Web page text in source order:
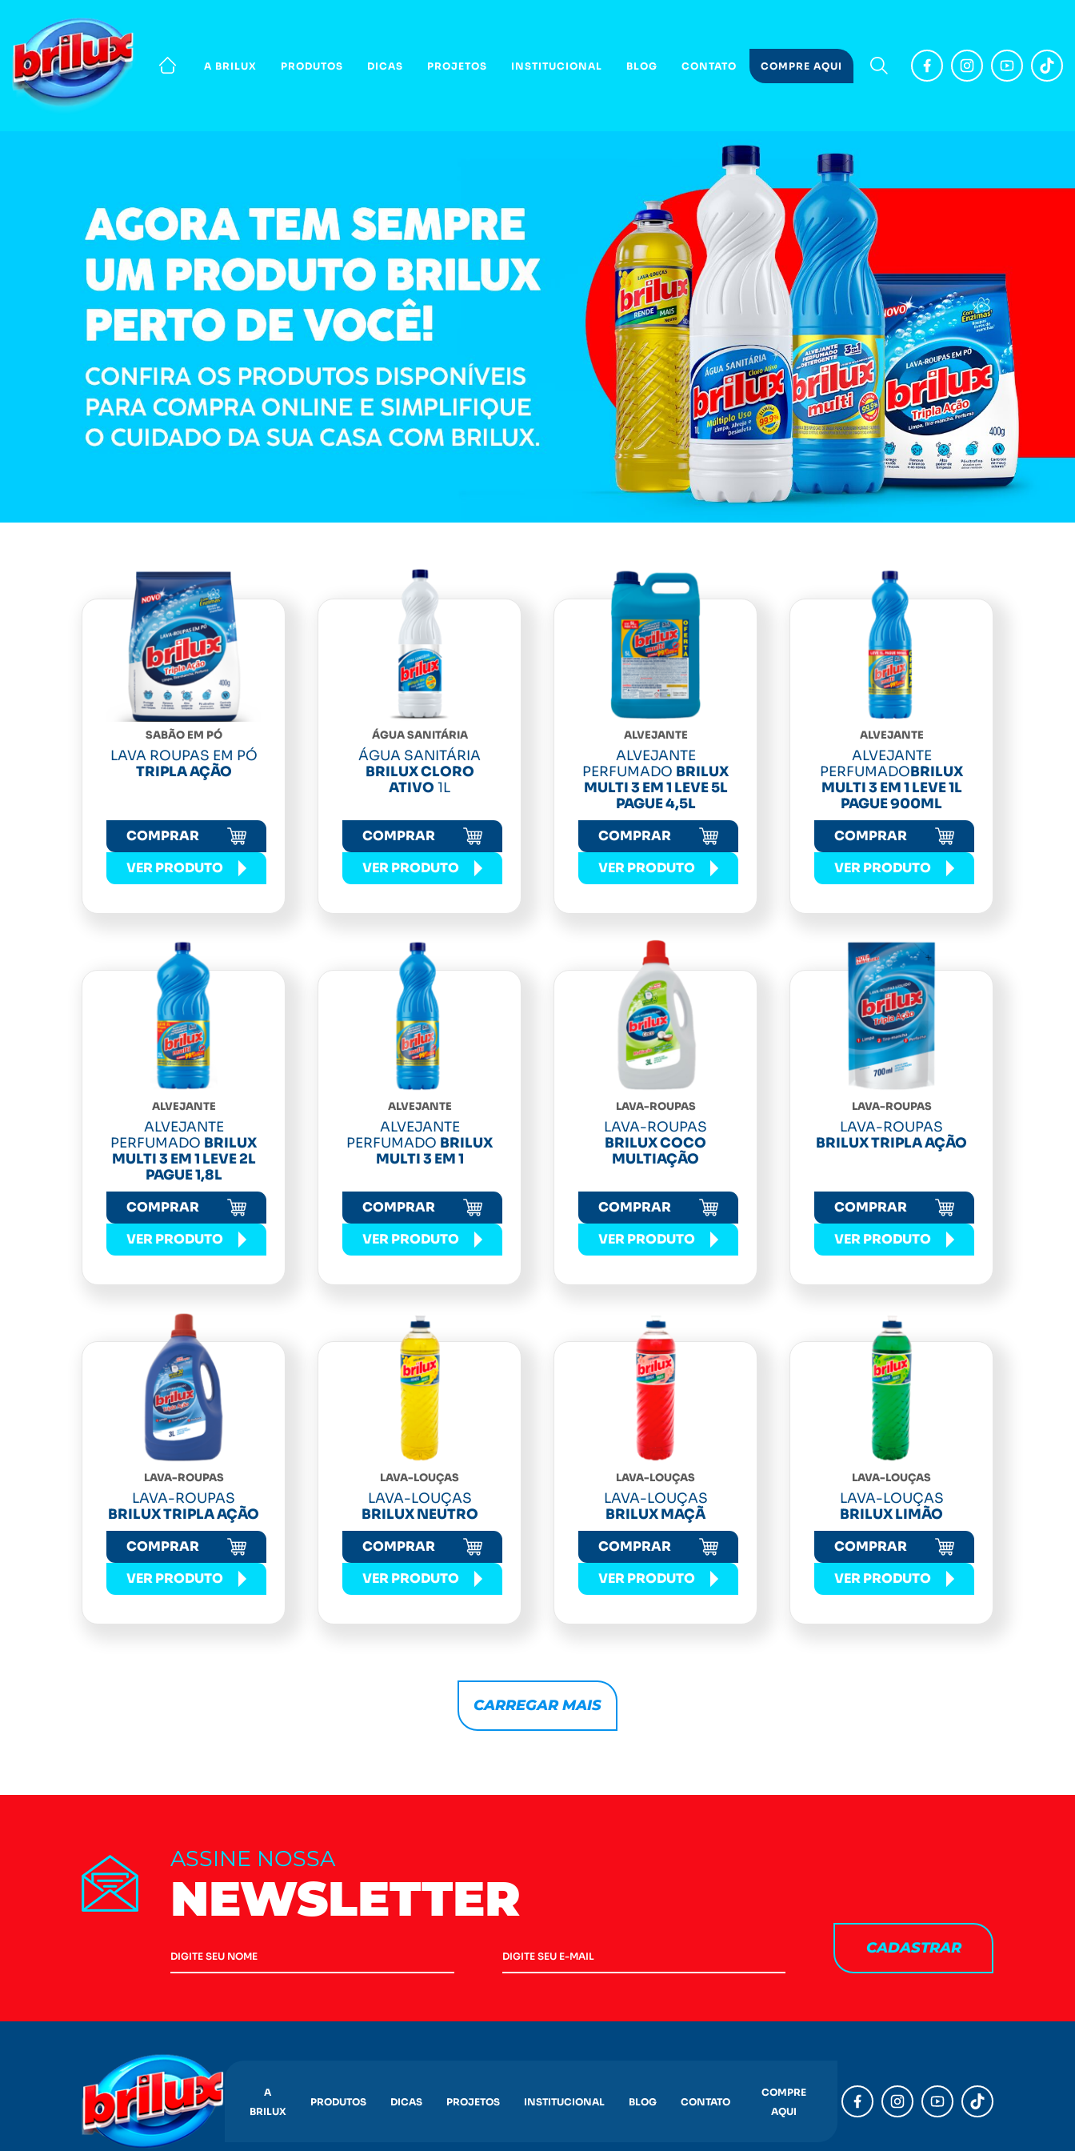
A BRILUX PRODUTOS DICAS PROJETOS INSTITUCIONAL BLOG CONTATO COMPRE AQUI
SABÃO EM PÓ
LAVA ROUPAS EM PÓ
TRIPLA AÇÃO
COMPRAR
VER PRODUTO
ÁGUA SANITÁRIA
ÁGUA SANITÁRIA
BRILUX CLORO
ATIVO 1L
COMPRAR
VER PRODUTO
ALVEJANTE
ALVEJANTE
PERFUMADO BRILUX
MULTI 3 EM 1 LEVE 5L
PAGUE 4,5L
COMPRAR
VER PRODUTO
ALVEJANTE
ALVEJANTE
PERFUMADOBRILUX
MULTI 3 EM 1 LEVE 1L
PAGUE 900ML
COMPRAR
VER PRODUTO
ALVEJANTE
ALVEJANTE
PERFUMADO BRILUX
MULTI 3 EM 1 LEVE 2L
PAGUE 1,8L
COMPRAR
VER PRODUTO
ALVEJANTE
ALVEJANTE
PERFUMADO BRILUX
MULTI 3 EM 1
COMPRAR
VER PRODUTO
LAVA-ROUPAS
LAVA-ROUPAS
BRILUX COCO
MULTIAÇÃO
COMPRAR
VER PRODUTO
LAVA-ROUPAS
LAVA-ROUPAS
BRILUX TRIPLA AÇÃO
COMPRAR
VER PRODUTO
LAVA-ROUPAS
LAVA-ROUPAS
BRILUX TRIPLA AÇÃO
COMPRAR
VER PRODUTO
LAVA-LOUÇAS
LAVA-LOUÇAS
BRILUX NEUTRO
COMPRAR
VER PRODUTO
LAVA-LOUÇAS
LAVA-LOUÇAS
BRILUX MAÇÃ
COMPRAR
VER PRODUTO
LAVA-LOUÇAS
LAVA-LOUÇAS
BRILUX LIMÃO
COMPRAR
VER PRODUTO
CARREGAR MAIS
ASSINE NOSSA
NEWSLETTER
CADASTRAR
A
BRILUX
PRODUTOS DICAS PROJETOS INSTITUCIONAL BLOG CONTATO
COMPRE
AQUI